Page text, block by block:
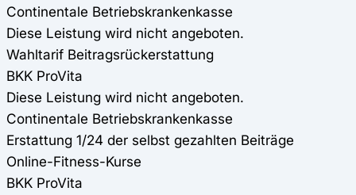
Continentale Betriebskrankenkasse
Diese Leistung wird nicht angeboten.
Wahltarif Beitragsrückerstattung
BKK ProVita
Diese Leistung wird nicht angeboten.
Continentale Betriebskrankenkasse
Erstattung 1/24 der selbst gezahlten Beiträge
Online-Fitness-Kurse
BKK ProVita